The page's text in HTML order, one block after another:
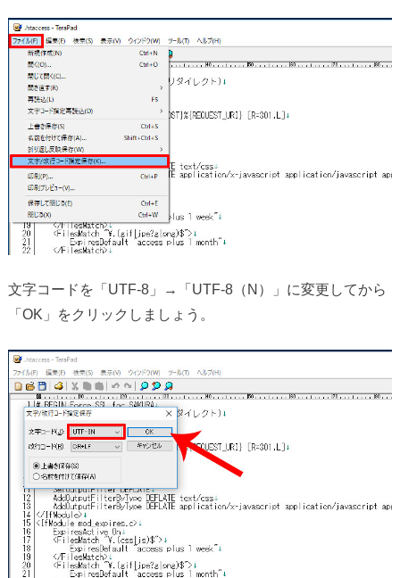
文字コードを「UTF-8」→「UTF-8（N）」に変更してから
「OK」をクリックしましょう。